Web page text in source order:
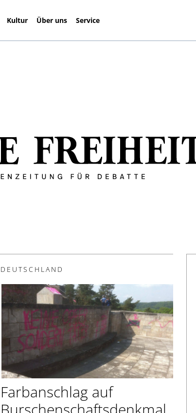
Kultur Über uns Service
DEUTSCHLAND
Farbanschlag auf